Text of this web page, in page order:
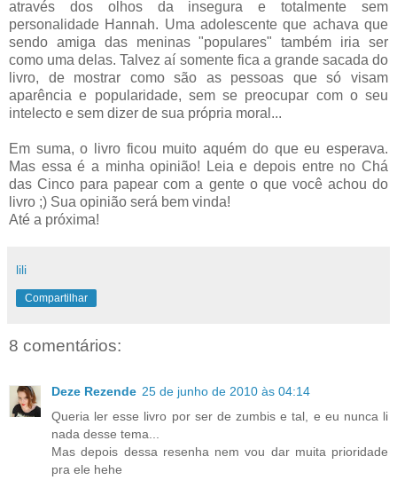
através dos olhos da insegura e totalmente sem
personalidade Hannah. Uma adolescente que achava que
sendo amiga das meninas "populares" também iria ser
como uma delas. Talvez aí somente fica a grande sacada do
livro, de mostrar como são as pessoas que só visam
aparência e popularidade, sem se preocupar com o seu
intelecto e sem dizer de sua própria moral...
Em suma, o livro ficou muito aquém do que eu esperava.
Mas essa é a minha opinião! Leia e depois entre no Chá
das Cinco para papear com a gente o que você achou do
livro ;) Sua opinião será bem vinda!
Até a próxima!
lili
Compartilhar
8 comentários:
Deze Rezende 25 de junho de 2010 às 04:14
Queria ler esse livro por ser de zumbis e tal, e eu nunca li
nada desse tema...
Mas depois dessa resenha nem vou dar muita prioridade
pra ele hehe